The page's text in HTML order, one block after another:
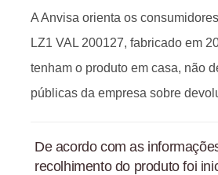
A Anvisa orienta os
LZ1 VAL 200127, fabricado em
tenham o produto em casa, não
públicas da empresa sobre
De acordo com as
recolhimento do produto foi